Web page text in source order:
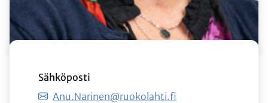
Sähköposti
Anu.Narinen@ruokolahti.fi